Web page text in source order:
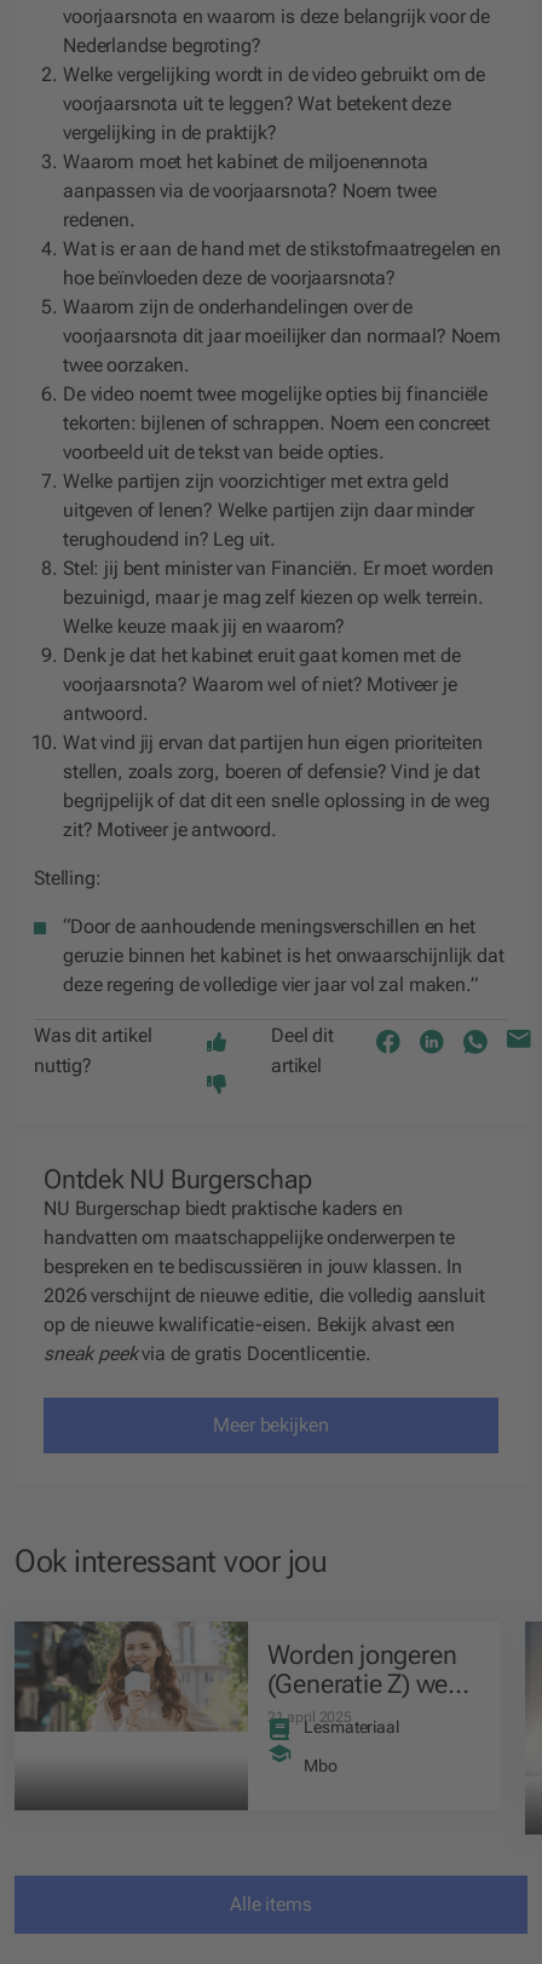
voorjaarsnota en waarom is deze belangrijk voor de
Nederlandse begroting?
Welke vergelijking wordt in de video gebruikt om de
voorjaarsnota uit te leggen? Wat betekent deze
vergelijking in de praktijk?
Waarom moet het kabinet de miljoenennota
aanpassen via de voorjaarsnota? Noem twee
redenen.
Wat is er aan de hand met de stikstofmaatregelen en
hoe beïnvloeden deze de voorjaarsnota?
Waarom zijn de onderhandelingen over de
voorjaarsnota dit jaar moeilijker dan normaal? Noem
twee oorzaken.
De video noemt twee mogelijke opties bij financiële
tekorten: bijlenen of schrappen. Noem een concreet
voorbeeld uit de tekst van beide opties.
Welke partijen zijn voorzichtiger met extra geld
uitgeven of lenen? Welke partijen zijn daar minder
terughoudend in? Leg uit.
Stel: jij bent minister van Financiën. Er moet worden
bezuinigd, maar je mag zelf kiezen op welk terrein.
Welke keuze maak jij en waarom?
Denk je dat het kabinet eruit gaat komen met de
voorjaarsnota? Waarom wel of niet? Motiveer je
antwoord.
Wat vind jij ervan dat partijen hun eigen prioriteiten
stellen, zoals zorg, boeren of defensie? Vind je dat
begrijpelijk of dat dit een snelle oplossing in de weg
zit? Motiveer je antwoord.
Stelling:
“Door de aanhoudende meningsverschillen en het
geruzie binnen het kabinet is het onwaarschijnlijk dat
deze regering de volledige vier jaar vol zal maken.”
Was dit artikel
nuttig?
Deel dit
artikel
Ontdek NU Burgerschap
NU Burgerschap biedt praktische kaders en
handvatten om maatschappelijke onderwerpen te
bespreken en te bediscussiëren in jouw klassen. In
2026 verschijnt de nieuwe editie, die volledig aansluit
op de nieuwe kwalificatie-eisen. Bekijk alvast een
sneak peekvia de gratis Docentlicentie.
Meer bekijken
Ook interessant voor jou
Worden jongeren
(Generatie Z) weer
geloviger?
21 april 2025
Lesmateriaal
Mbo
Alle items